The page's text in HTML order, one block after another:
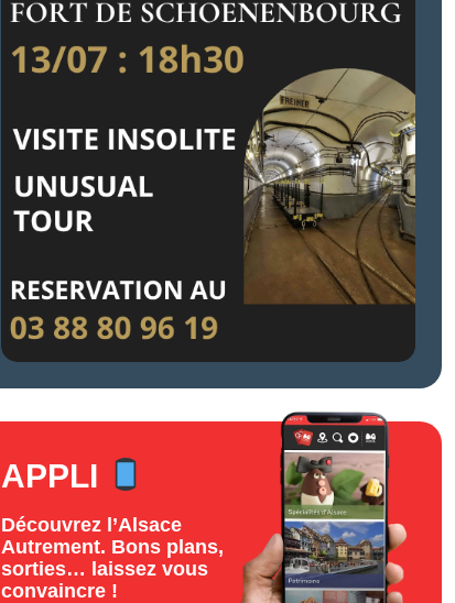
APPLI
Découvrez l’Alsace
Autrement. Bons plans,
sorties… laissez vous
convaincre !